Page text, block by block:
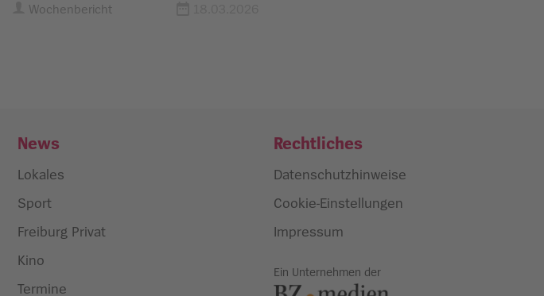
Wochenbericht
News
Lokales
Sport
Freiburg Privat
Kino
Termine
Rechtliches
Datenschutzhinweise
Cookie-Einstellungen
Impressum
Ein Unternehmen der